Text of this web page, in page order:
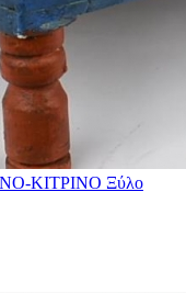
ΚΙΤΡΙΝΟ Ξύλο